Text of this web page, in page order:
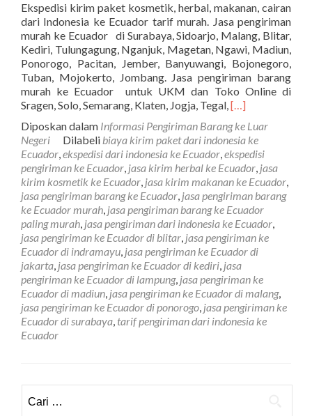
Ekspedisi kirim paket kosmetik, herbal, makanan, cairan
dari Indonesia ke Ecuador tarif murah. Jasa pengiriman
murah ke Ecuador di Surabaya, Sidoarjo, Malang, Blitar,
Kediri, Tulungagung, Nganjuk, Magetan, Ngawi, Madiun,
Ponorogo, Pacitan, Jember, Banyuwangi, Bojonegoro,
Tuban, Mojokerto, Jombang. Jasa pengiriman barang
murah ke Ecuador untuk UKM dan Toko Online di
Sragen, Solo, Semarang, Klaten, Jogja, Tegal,Read
about
Jasa
Pengiriman
Barang
Ke
Ecuador
Paling
Murah
[…]
Diposkan dalam Informasi Pengiriman Barang ke Luar
Negeri
Dilabeli biaya kirim paket dari indonesia ke
Ecuador,ekspedisi dari indonesia ke Ecuador,ekspedisi
pengiriman ke Ecuador, jasa kirim herbal ke Ecuador, jasa
kirim kosmetik ke Ecuador, jasa kirim makanan ke Ecuador,
jasa pengiriman barang ke Ecuador, jasa pengiriman barang
ke Ecuador murah, jasa pengiriman barang ke Ecuador
paling murah, jasa pengiriman dari indonesia ke Ecuador,
jasa pengiriman ke Ecuador di blitar, jasa pengiriman ke
Ecuador di indramayu, jasa pengiriman ke Ecuador di
jakarta, jasa pengiriman ke Ecuador di kediri, jasa
pengiriman ke Ecuador di lampung, jasa pengiriman ke
Ecuador di madiun, jasa pengiriman ke Ecuador di malang,
jasa pengiriman ke Ecuador di ponorogo, jasa pengiriman ke
Ecuador di surabaya, tarif pengiriman dari indonesia ke
Ecuador
untuk: